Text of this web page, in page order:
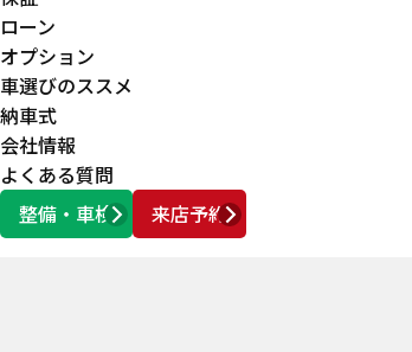
ローン
オプション
車選びのススメ
納車式
会社情報
よくある質問
整備・車検
来店予約
営業時間 AM10:00 ～ PM6:00